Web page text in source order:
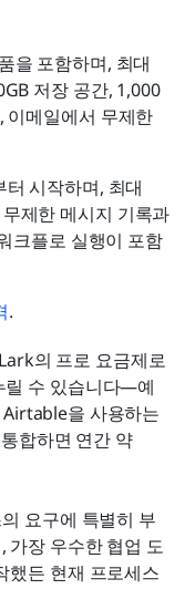
을 포함하며, 최대
저장 공간, 1,000
이메일에서 무제한
시작하며, 최대
제한 메시지 기록과
크플로 실행이 포함
.
Lark의 프로 요금제로
릴 수 있습니다—예
을 사용하는
합하면 연간 약
요구에 특별히 부
가장 우수한 협업 도
했든 현재 프로세스